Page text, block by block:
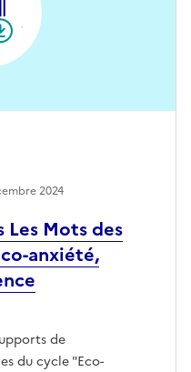
Les Mots des
anxiété,
de
du cycle "Eco-
2024